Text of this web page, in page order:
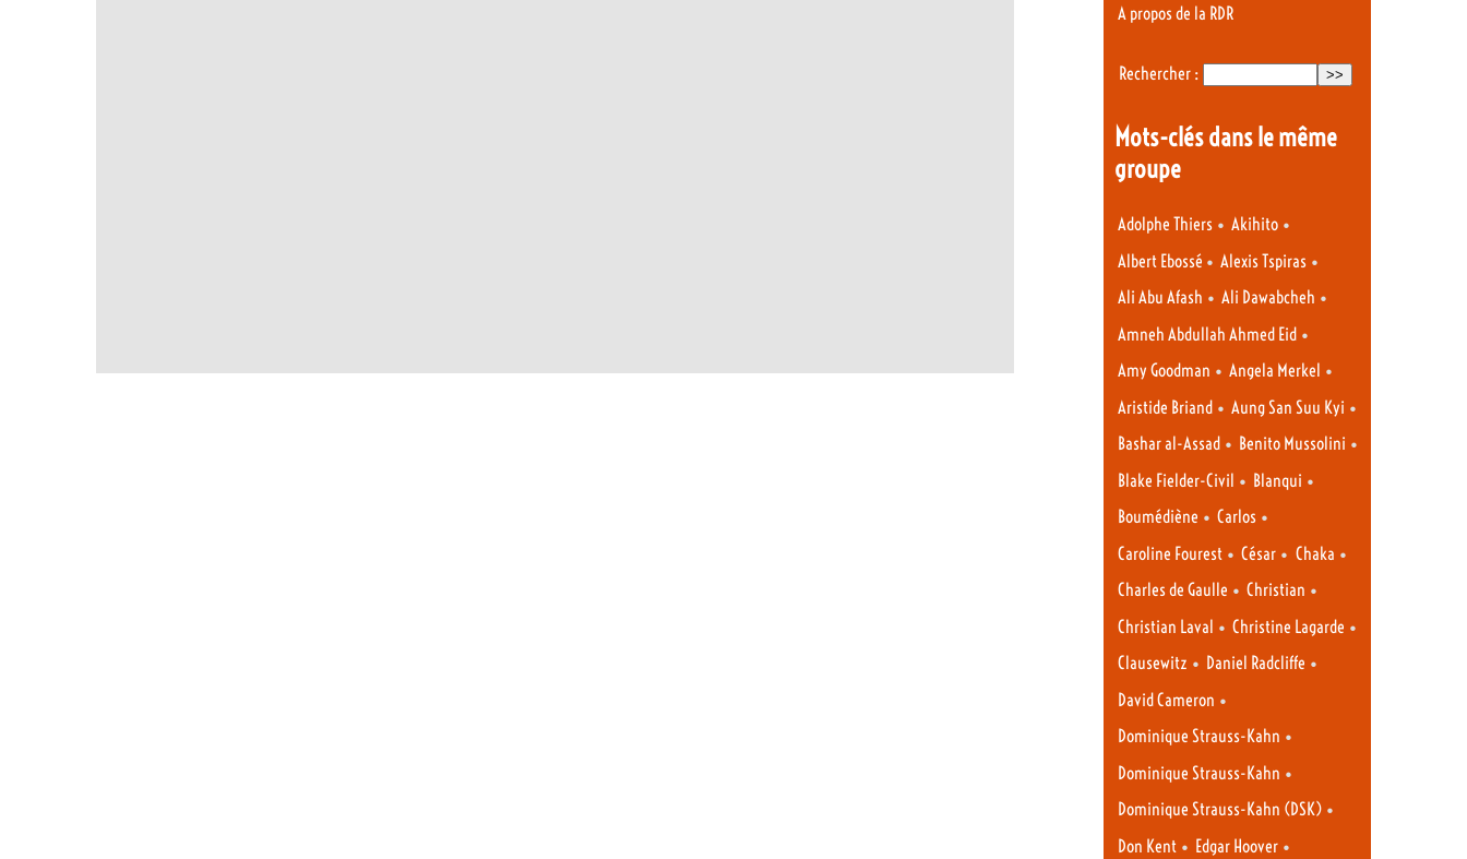
A propos de la RDR
Rechercher :
Mots-clés dans le même
groupe
Adolphe Thiers • Akihito •
Albert Ebossé • Alexis Tspiras •
Ali Abu Afash • Ali Dawabcheh •
Amneh Abdullah Ahmed Eid •
Amy Goodman • Angela Merkel •
Aristide Briand • Aung San Suu Kyi •
Bashar al-Assad • Benito Mussolini •
Blake Fielder-Civil • Blanqui •
Boumédiène • Carlos •
Caroline Fourest • César • Chaka •
Charles de Gaulle • Christian •
Christian Laval • Christine Lagarde •
Clausewitz • Daniel Radcliffe •
David Cameron •
Dominique Strauss-Kahn •
Dominique Strauss-Kahn •
Dominique Strauss-Kahn (DSK) •
Don Kent • Edgar Hoover •